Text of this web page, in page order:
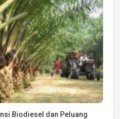
Biodiesel dan Peluang